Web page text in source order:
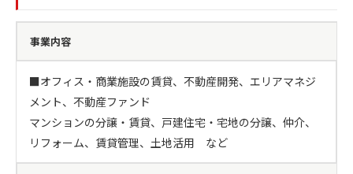
事業内容
■オフィス・商業施設の賃貸、不動産開発、エリアマネジ
メント、不動産ファンド
マンションの分譲・賃貸、戸建住宅・宅地の分譲、仲介、
リフォーム、賃貸管理、土地活用　など